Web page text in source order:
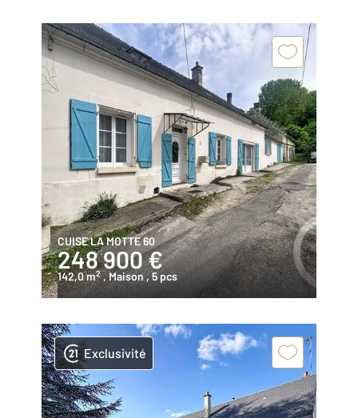
CUISE LA MOTTE 60
248 900 €
142,0 m2 , Maison, 5 pcs
Exclusivité